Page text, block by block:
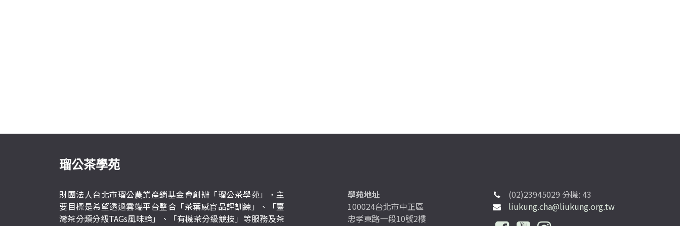
瑠公茶學苑
財團法人台北市瑠公農業產銷基金會創辦「瑠公茶學苑」，主
要目標是希望透過雲端平台整合「茶葉感官品評訓練」、「臺
灣茶分類分級TAGs風味輪」、「有機茶分級競技」等服務及茶
學苑地址
100024台北市中正區
忠孝東路一段10號2樓
(02)23945029 分機: 43
liukung.cha@liukung.org.tw